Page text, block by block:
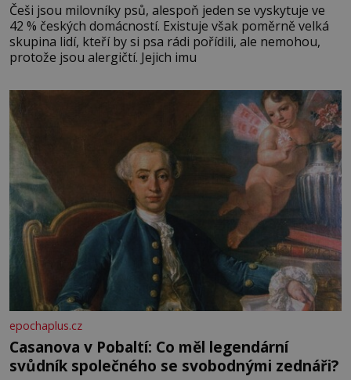
Češi jsou milovníky psů, alespoň jeden se vyskytuje ve
42 % českých domácností. Existuje však poměrně velká
skupina lidí, kteří by si psa rádi pořídili, ale nemohou,
protože jsou alergičtí. Jejich imu
epochaplus.cz
Casanova v Pobaltí: Co měl legendární
svůdník společného se svobodnými zednáři?